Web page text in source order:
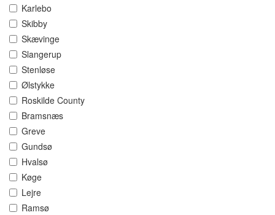
Karlebo
Skibby
Skævinge
Slangerup
Stenløse
Ølstykke
Roskilde County
Bramsnæs
Greve
Gundsø
Hvalsø
Køge
Lejre
Ramsø